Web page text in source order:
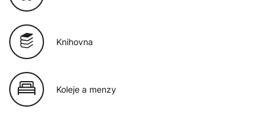
Knihovna
Koleje a menzy